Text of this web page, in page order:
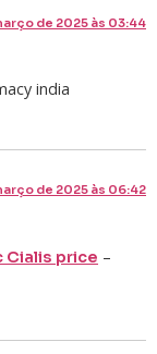
de 2025 às 03:44
india
de 2025 às 06:42
Cialis price –